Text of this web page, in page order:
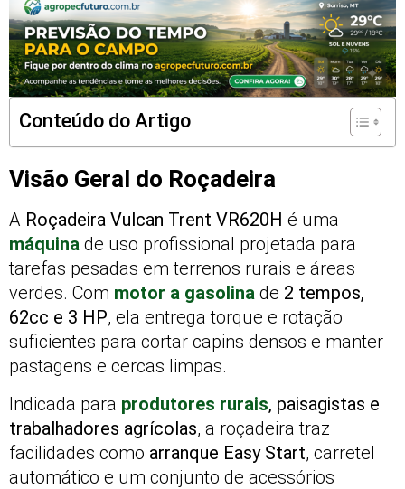
Conteúdo do Artigo
Visão Geral do Roçadeira
A Roçadeira Vulcan Trent VR620H é uma
máquina de uso profissional projetada para
tarefas pesadas em terrenos rurais e áreas
verdes. Com motor a gasolina de 2 tempos,
62cc e 3 HP, ela entrega torque e rotação
suficientes para cortar capins densos e manter
pastagens e cercas limpas.
Indicada para produtores rurais, paisagistas e
trabalhadores agrícolas, a roçadeira traz
facilidades como arranque Easy Start, carretel
automático e um conjunto de acessórios